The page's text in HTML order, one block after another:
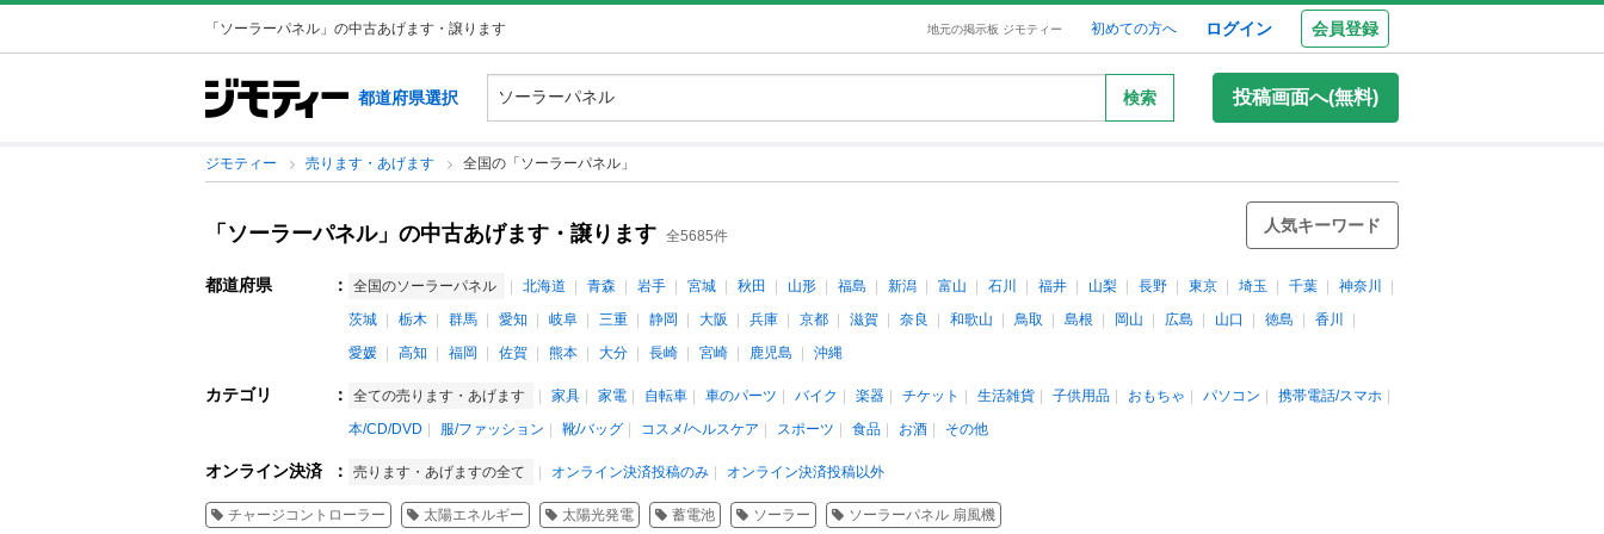
「ソーラーパネル」の中古あげます・譲ります 地元の掲示板 ジモティー 初めての方へ ログイン 会員登録
都道府県選択 検索 投稿画面へ(無料)
ジモティー 売ります・あげます 全国の「ソーラーパネル」
「ソーラーパネル」の中古あげます・譲ります 全5685件
人気キーワード
都道府県 ： 全国のソーラーパネル 北海道 青森 岩手 宮城 秋田 山形 福島 新潟 富山 石川 福井 山梨 長野 東京 埼玉 千葉
神奈川
茨城
栃木 群馬 愛知 岐阜 三重 静岡 大阪 兵庫 京都 滋賀 奈良 和歌山 鳥取 島根 岡山 広島 山口 徳島
香川
愛媛
高知 福岡 佐賀 熊本 大分 長崎 宮崎 鹿児島 沖縄
カテゴリ ： 全ての売ります・あげます 家具 家電 自転車 車のパーツ バイク 楽器 チケット 生活雑貨 子供用品 おもちゃ パソコン
携帯電話/スマホ
本/CD/DVD
服/ファッション 靴/バッグ コスメ/ヘルスケア スポーツ 食品 お酒 その他
オンライン決済 ： 売ります・あげますの全て オンライン決済投稿のみ オンライン決済投稿以外
チャージコントローラー 太陽エネルギー 太陽光発電 蓄電池 ソーラー ソーラーパネル 扇風機